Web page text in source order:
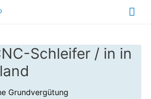
Schleifer / in in
Grundvergütung